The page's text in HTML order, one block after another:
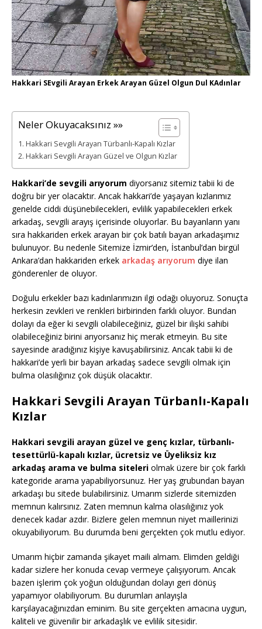
Hakkari SEvgili Arayan Erkek Arayan Güzel Olgun Dul KAdınlar
Neler Okuyacaksınız »»
Hakkari Sevgili Arayan Türbanlı-Kapalı Kızlar
Hakkari Sevgili Arayan Güzel ve Olgun Kızlar
Hakkari’de sevgili arıyorum diyorsanız sitemiz tabii ki de
doğru bir yer olacaktır. Ancak hakkari’de yaşayan kızlarımız
genelde ciddi düşünebilecekleri, evlilik yapabilecekleri erkek
arkadaş, sevgili arayış içerisinde oluyorlar. Bu bayanların yanı
sıra hakkariden erkek arayan bir çok batılı bayan arkadaşımız
bulunuyor. Bu nedenle Sitemize İzmir’den, İstanbul’dan birgül
Ankara’dan hakkariden erkek arkadaş arıyorum diye ilan
gönderenler de oluyor.
Doğulu erkekler bazı kadınlarımızın ilgi odağı oluyoruz. Sonuçta
herkesin zevkleri ve renkleri birbirinden farklı oluyor. Bundan
dolayı da eğer ki sevgili olabileceğiniz, güzel bir ilişki sahibi
olabileceğiniz birini arıyorsanız hiç merak etmeyin. Bu site
sayesinde aradığınız kişiye kavuşabilirsiniz. Ancak tabii ki de
hakkari’de yerli bir bayan arkadaş sadece sevgili olmak için
bulma olasılığınız çok düşük olacaktır.
Hakkari Sevgili Arayan Türbanlı-Kapalı
Kızlar
Hakkari sevgili arayan güzel ve genç kızlar, türbanlı-
tesettürlü-kapalı kızlar, ücretsiz ve Üyeliksiz kız
arkadaş arama ve bulma siteleri olmak üzere bir çok farklı
kategoride arama yapabiliyorsunuz. Her yaş grubundan bayan
arkadaşı bu sitede bulabilirsiniz. Umarım sizlerde sitemizden
memnun kalırsınız. Zaten memnun kalma olasılığınız yok
denecek kadar azdır. Bizlere gelen memnun niyet maillerinizi
okuyabiliyorum. Bu durumda beni gerçekten çok mutlu ediyor.
Umarım hiçbir zamanda şikayet maili almam. Elimden geldiği
kadar sizlere her konuda cevap vermeye çalışıyorum. Ancak
bazen işlerim çok yoğun olduğundan dolayı geri dönüş
yapamıyor olabiliyorum. Bu durumları anlayışla
karşılayacağınızdan eminim. Bu site gerçekten amacına uygun,
kaliteli ve güvenilir bir arkadaşlık ve evlilik sitesidir.